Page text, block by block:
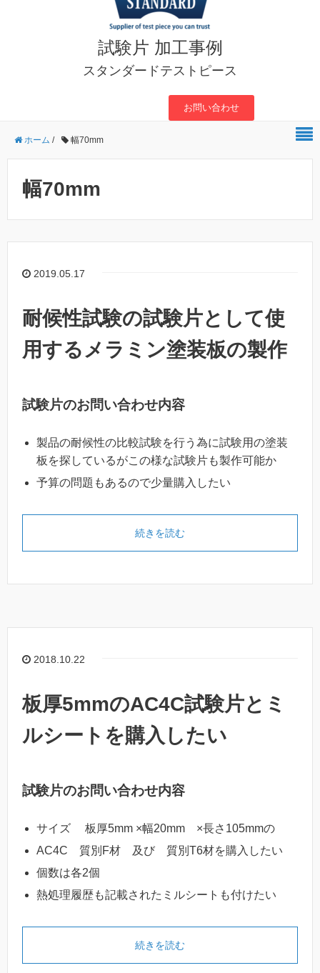
試験片 加工事例
スタンダードテストピース
お問い合わせ
ホーム / 幅70mm
幅70mm
2019.05.17
耐候性試験の試験片として使
用するメラミン塗装板の製作
試験片のお問い合わせ内容
製品の耐候性の比較試験を行う為に試験用の塗装
板を探しているがこの様な試験片も製作可能か
予算の問題もあるので少量購入したい
続きを読む
2018.10.22
板厚5mmのAC4C試験片とミ
ルシートを購入したい
試験片のお問い合わせ内容
サイズ 板厚5mm ×幅20mm ×長さ105mmの
AC4C 質別F材 及び 質別T6材を購入したい
個数は各2個
熱処理履歴も記載されたミルシートも付けたい
続きを読む